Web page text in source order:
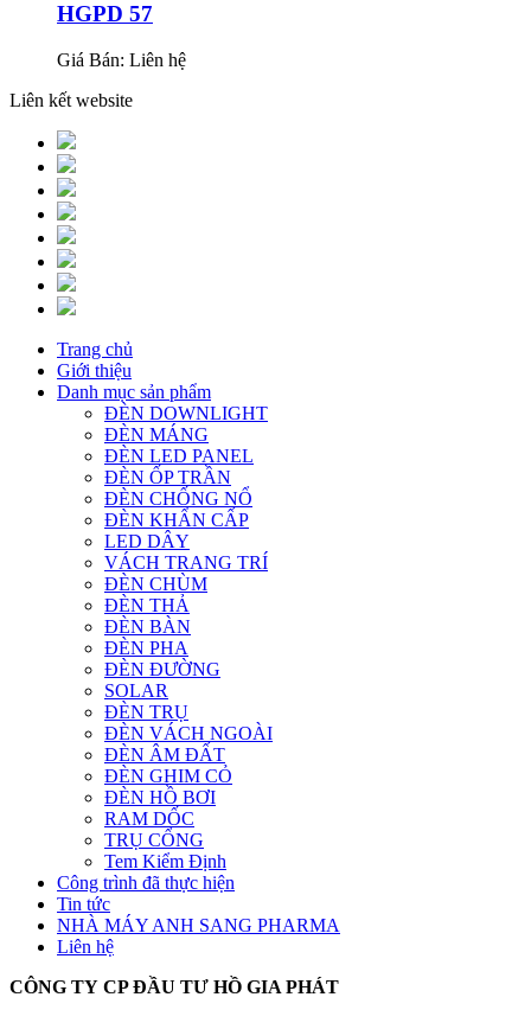
HGPD 57
Giá Bán: Liên hệ
Liên kết website
Trang chủ
Giới thiệu
Danh mục sản phẩm
ĐÈN DOWNLIGHT
ĐÈN MÁNG
ĐÈN LED PANEL
ĐÈN ỐP TRẦN
ĐÈN CHỐNG NỔ
ĐÈN KHẨN CẤP
LED DÂY
VÁCH TRANG TRÍ
ĐÈN CHÙM
ĐÈN THẢ
ĐÈN BÀN
ĐÈN PHA
ĐÈN ĐƯỜNG
SOLAR
ĐÈN TRỤ
ĐÈN VÁCH NGOÀI
ĐÈN ÂM ĐẤT
ĐÈN GHIM CỎ
ĐÈN HỒ BƠI
RAM DỐC
TRỤ CỔNG
Tem Kiểm Định
Công trình đã thực hiện
Tin tức
NHÀ MÁY ANH SANG PHARMA
Liên hệ
CÔNG TY CP ĐẦU TƯ HỒ GIA PHÁT